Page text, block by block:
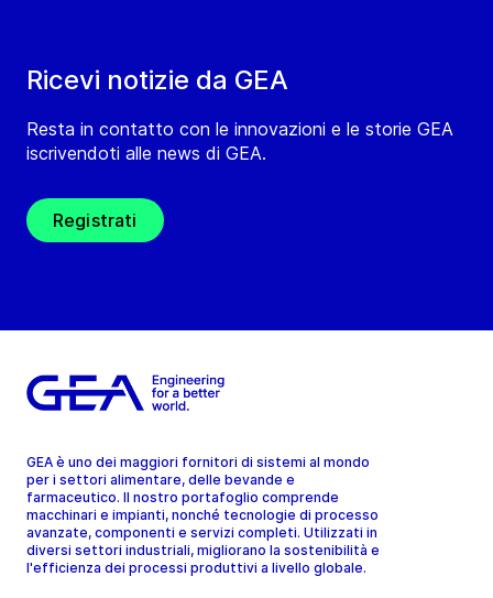
Ricevi notizie da GEA
Resta in contatto con le innovazioni e le storie GEA
iscrivendoti alle news di GEA.
Registrati
GEA è uno dei maggiori fornitori di sistemi al mondo
per i settori alimentare, delle bevande e
farmaceutico. Il nostro portafoglio comprende
macchinari e impianti, nonché tecnologie di processo
avanzate, componenti e servizi completi. Utilizzati in
diversi settori industriali, migliorano la sostenibilità e
l'efficienza dei processi produttivi a livello globale.